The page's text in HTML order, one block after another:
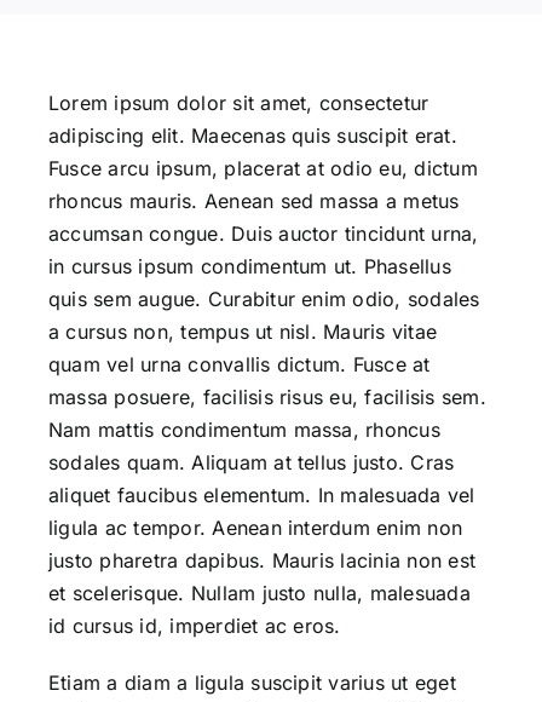
Lorem ipsum dolor sit amet, consectetur
adipiscing elit. Maecenas quis suscipit erat.
Fusce arcu ipsum, placerat at odio eu, dictum
rhoncus mauris. Aenean sed massa a metus
accumsan congue. Duis auctor tincidunt urna,
in cursus ipsum condimentum ut. Phasellus
quis sem augue. Curabitur enim odio, sodales
a cursus non, tempus ut nisl. Mauris vitae
quam vel urna convallis dictum. Fusce at
massa posuere, facilisis risus eu, facilisis sem.
Nam mattis condimentum massa, rhoncus
sodales quam. Aliquam at tellus justo. Cras
aliquet faucibus elementum. In malesuada vel
ligula ac tempor. Aenean interdum enim non
justo pharetra dapibus. Mauris lacinia non est
et scelerisque. Nullam justo nulla, malesuada
id cursus id, imperdiet ac eros.
Etiam a diam a ligula suscipit varius ut eget